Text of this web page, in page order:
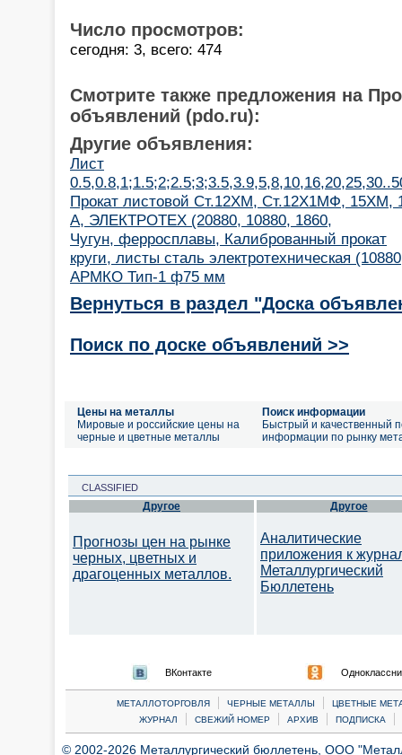
Число просмотров:
сегодня: 3, всего: 474
Смотрите также предложения на
объявлений (pdo.ru):
Другие объявления:
Лист
Прокат листовой Ст.12ХМ, Ст.12Х1МФ,
А, ЭЛЕКТРОТЕХ (20880, 10880, 1860,
Чугун, ферросплавы, Калиброванный прокат
круги, листы сталь электротехническая
АРМКО Тип-1 ф75 мм
Вернуться в раздел "Доска
Поиск по доске объявлений >>
Цены на металлы
Мировые и российские цены на
черные и цветные металлы
Поиск информации
Быстрый и качественный
информации по рынку
CLASSIFIED
Другое
Прогнозы цен на рынке
черных, цветных и
драгоценных металлов.
Другое
Аналитические
приложения к
Металлургический
Бюллетень
ВКонтакте
МЕТАЛЛОТОРГОВЛЯ | ЧЕРНЫЕ МЕТАЛЛЫ |
ЦВЕТНЫЕ
ЖУРНАЛ
| СВЕЖИЙ НОМЕР | АРХИВ | ПОДПИСКА |
© 2002-2026 Металлургический бюллетень, ООО